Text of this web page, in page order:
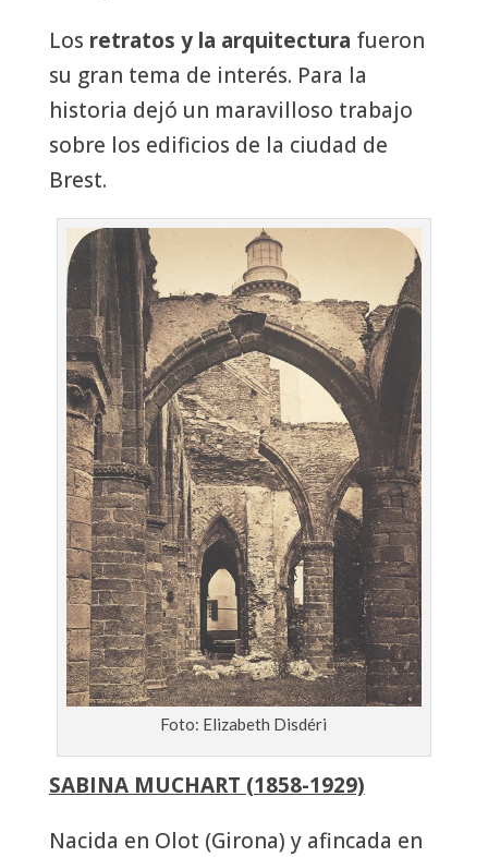
Los retratos y la arquitectura fueron
su gran tema de interés. Para la
historia dejó un maravilloso trabajo
sobre los edificios de la ciudad de
Brest.
Foto: Elizabeth Disdéri
SABINA MUCHART (1858-1929)
Nacida en Olot (Girona) y afincada en